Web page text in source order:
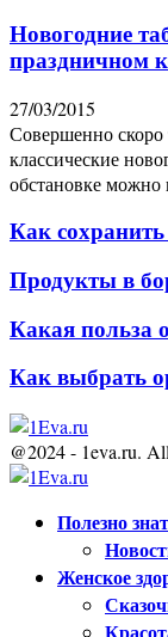
Новогодние
праздничном
27/03/2015
Совершенно скоро
классические
обстановке можно
Как сохранить
Продукты в
Какая польза
Как выбрать
@2024 - 1eva.ru.
Полезно
Женское